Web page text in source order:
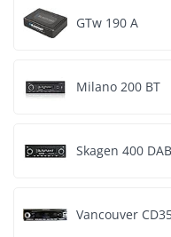
GTw 190 A
Milano 200 BT
Skagen 400 DAB
Vancouver